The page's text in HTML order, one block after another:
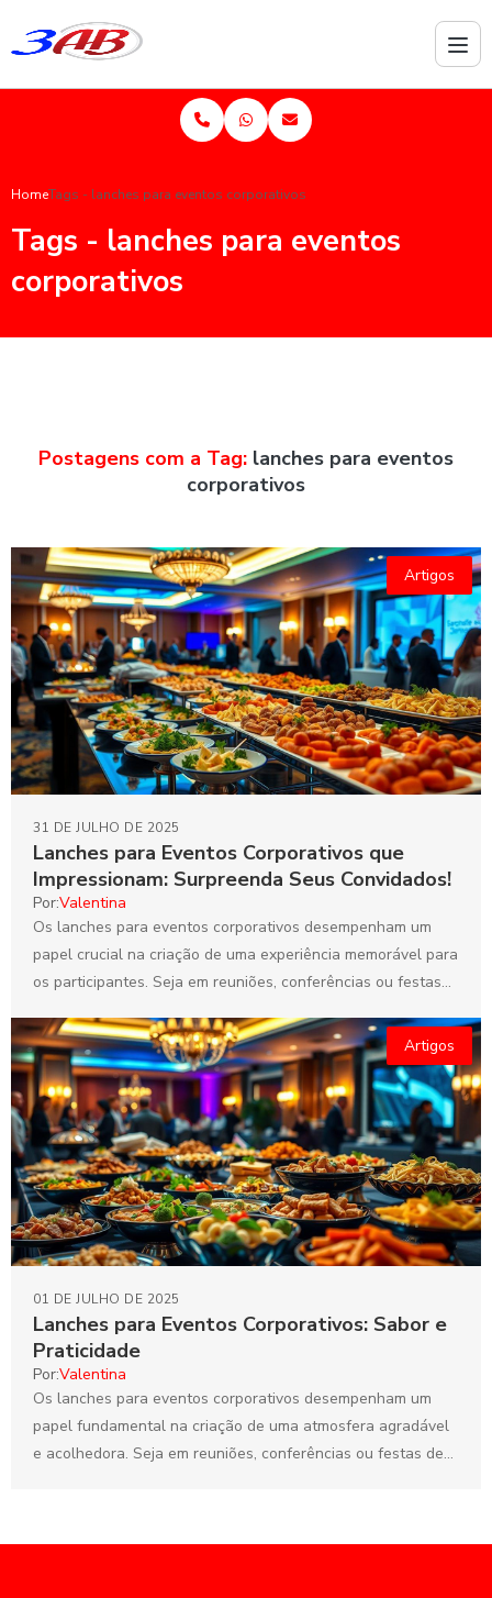
HomeTags - lanches para eventos corporativos
Tags - lanches para eventos
corporativos
Postagens com a Tag: lanches para eventos
corporativos
Artigos
Lanches para Eventos Corporativos que
Impressionam: Surpreenda Seus Convidados!
31 DE JULHO DE 2025
Por:Valentina
Os lanches para eventos corporativos desempenham um
papel crucial na criação de uma experiência memorável para
os participantes. Seja em reuniões, conferências ou festas
Artigos
Lanches para Eventos Corporativos: Sabor e
Praticidade
01 DE JULHO DE 2025
Por:Valentina
Os lanches para eventos corporativos desempenham um
papel fundamental na criação de uma atmosfera agradável
e acolhedora. Seja em reuniões, conferências ou festas de